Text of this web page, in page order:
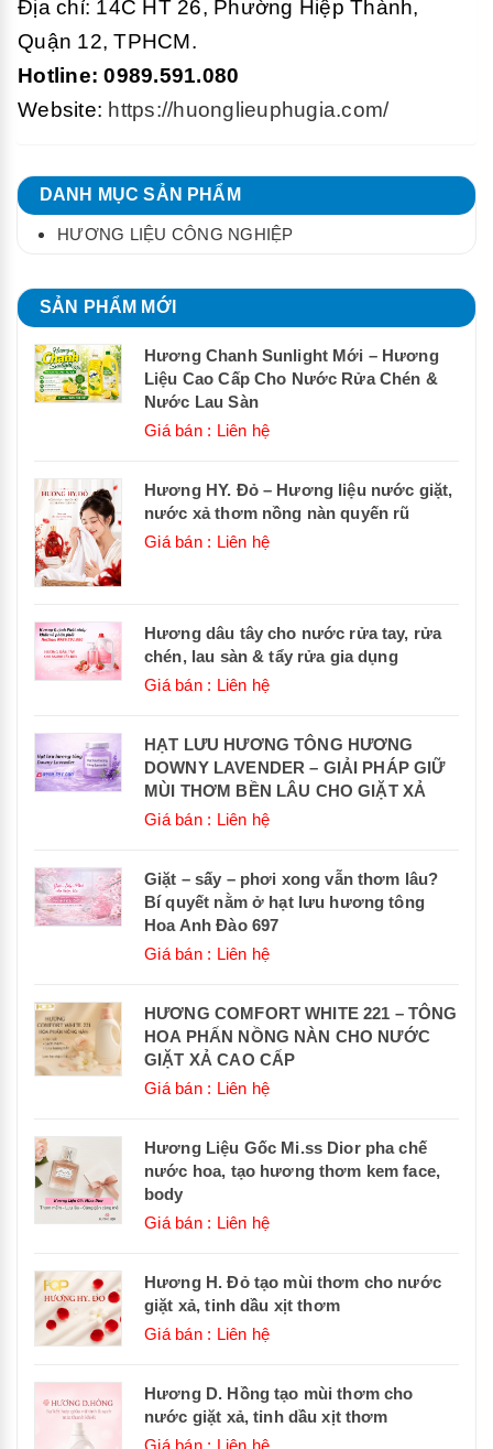
Địa chỉ: 14C HT 26, Phường Hiệp Thành,
Quận 12, TPHCM.
Hotline: 0989.591.080
Website: https://huonglieuphugia.com/
DANH MỤC SẢN PHẨM
HƯƠNG LIỆU CÔNG NGHIỆP
SẢN PHẨM MỚI
Hương Chanh Sunlight Mới – Hương
Liệu Cao Cấp Cho Nước Rửa Chén &
Nước Lau Sàn
Giá bán : Liên hệ
Hương HY. Đỏ – Hương liệu nước giặt,
nước xả thơm nồng nàn quyến rũ
Giá bán : Liên hệ
Hương dâu tây cho nước rửa tay, rửa
chén, lau sàn & tẩy rửa gia dụng
Giá bán : Liên hệ
HẠT LƯU HƯƠNG TÔNG HƯƠNG
DOWNY LAVENDER – GIẢI PHÁP GIỮ
MÙI THƠM BỀN LÂU CHO GIẶT XẢ
Giá bán : Liên hệ
Giặt – sấy – phơi xong vẫn thơm lâu?
Bí quyết nằm ở hạt lưu hương tông
Hoa Anh Đào 697
Giá bán : Liên hệ
HƯƠNG COMFORT WHITE 221 – TÔNG
HOA PHẤN NỒNG NÀN CHO NƯỚC
GIẶT XẢ CAO CẤP
Giá bán : Liên hệ
Hương Liệu Gốc Mi.ss Dior pha chế
nước hoa, tạo hương thơm kem face,
body
Giá bán : Liên hệ
Hương H. Đỏ tạo mùi thơm cho nước
giặt xả, tinh dầu xịt thơm
Giá bán : Liên hệ
Hương D. Hồng tạo mùi thơm cho
nước giặt xả, tinh dầu xịt thơm
Giá bán : Liên hệ